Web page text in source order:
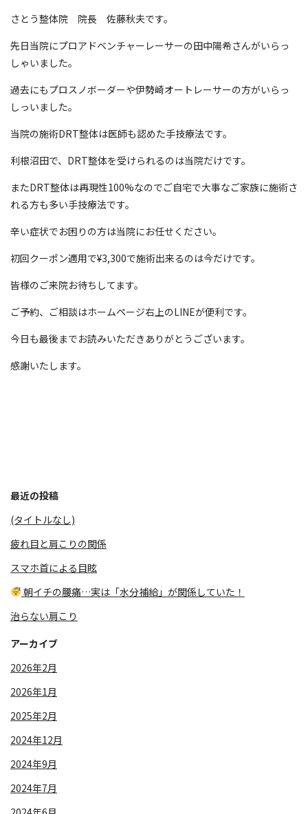
さとう整体院 院長 佐藤秋夫です。
先日当院にプロアドベンチャーレーサーの田中陽希さんがいらっ
しゃいました。
過去にもプロスノボーダーや伊勢崎オートレーサーの方がいらっ
しっいました。
当院の施術DRT整体は医師も認めた手技療法です。
利根沼田で、DRT整体を受けられるのは当院だけです。
またDRT整体は再現性100%なのでご自宅で大事なご家族に施術さ
れる方も多い手技療法です。
辛い症状でお困りの方は当院にお任せください。
初回クーポン適用で¥3,300で施術出来るのは今だけです。
皆様のご来院お待ちしてます。
ご予約、ご相談はホームページ右上のLINEが便利です。
今日も最後までお読みいただきありがとうございます。
感謝いたします。
最近の投稿
(タイトルなし)
疲れ目と肩こりの関係
スマホ首による目眩
朝イチの腰痛…実は「水分補給」が関係していた！
治らない肩こり
アーカイブ
2026年2月
2026年1月
2025年2月
2024年12月
2024年9月
2024年7月